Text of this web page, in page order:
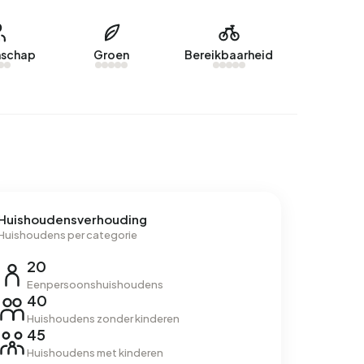
Groen Bereikbaarheid
per categorie
20
Eenpersoonshuishoudens
40
Huishoudens zonder kinderen
45
Huishoudens met kinderen